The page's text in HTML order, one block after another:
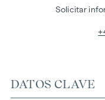
DATOS CLAVE
Solicitar